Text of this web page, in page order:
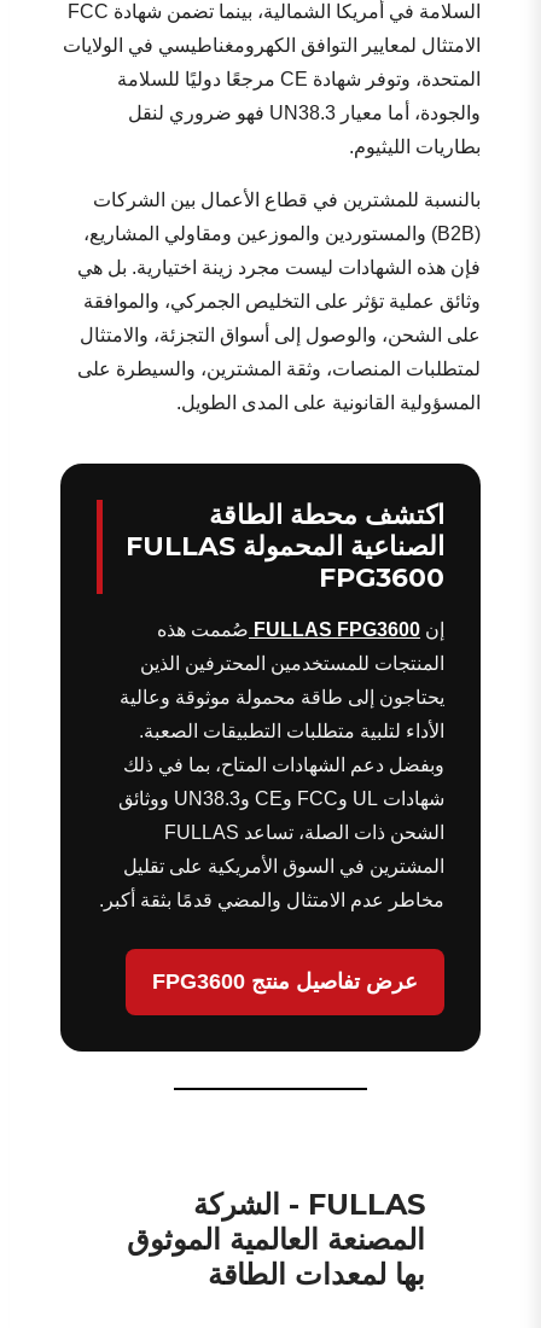
السلامة في أمريكا الشمالية، بينما تضمن شهادة FCC
الامتثال لمعايير التوافق الكهرومغناطيسي في الولايات
المتحدة، وتوفر شهادة CE مرجعًا دوليًا للسلامة
والجودة، أما معيار UN38.3 فهو ضروري لنقل
بطاريات الليثيوم.
بالنسبة للمشترين في قطاع الأعمال بين الشركات
(B2B) والمستوردين والموزعين ومقاولي المشاريع،
فإن هذه الشهادات ليست مجرد زينة اختيارية. بل هي
وثائق عملية تؤثر على التخليص الجمركي، والموافقة
على الشحن، والوصول إلى أسواق التجزئة، والامتثال
لمتطلبات المنصات، وثقة المشترين، والسيطرة على
المسؤولية القانونية على المدى الطويل.
اكتشف محطة الطاقة
الصناعية المحمولة FULLAS
FPG3600
إن FULLAS FPG3600 صُممت هذه
المنتجات للمستخدمين المحترفين الذين
يحتاجون إلى طاقة محمولة موثوقة وعالية
الأداء لتلبية متطلبات التطبيقات الصعبة.
وبفضل دعم الشهادات المتاح، بما في ذلك
شهادات UL وFCC وCE وUN38.3 ووثائق
الشحن ذات الصلة، تساعد FULLAS
المشترين في السوق الأمريكية على تقليل
مخاطر عدم الامتثال والمضي قدمًا بثقة أكبر.
عرض تفاصيل منتج FPG3600
FULLAS - الشركة
المصنعة العالمية الموثوق
بها لمعدات الطاقة